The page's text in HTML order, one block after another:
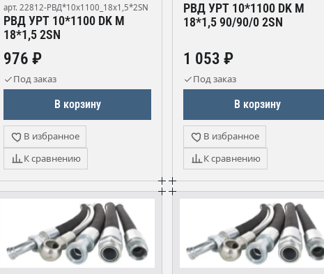
арт. 22812-РВД*10х1100_18х1,5*2SN
РВД УРТ 10*1100 DK М
18*1,5 2SN
976 ₽
Под заказ
В корзину
В избранное
К сравнению
РВД УРТ 10*1100 DK М
18*1,5 90/90/0 2SN
1 053 ₽
Под заказ
В корзину
В избранное
К сравнению